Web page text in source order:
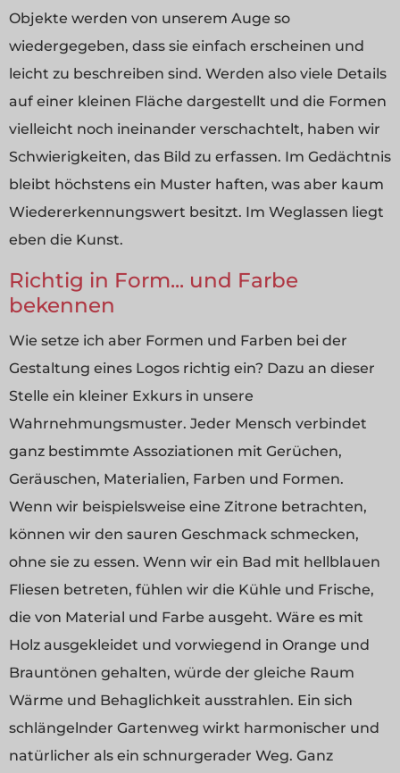
Objekte werden von unserem Auge so
wiedergegeben, dass sie einfach erscheinen und
leicht zu beschreiben sind. Werden also viele Details
auf einer kleinen Fläche dargestellt und die Formen
vielleicht noch ineinander verschachtelt, haben wir
Schwierigkeiten, das Bild zu erfassen. Im Gedächtnis
bleibt höchstens ein Muster haften, was aber kaum
Wiedererkennungswert besitzt. Im Weglassen liegt
eben die Kunst.
Richtig in Form... und Farbe
bekennen
Wie setze ich aber Formen und Farben bei der
Gestaltung eines Logos richtig ein? Dazu an dieser
Stelle ein kleiner Exkurs in unsere
Wahrnehmungsmuster. Jeder Mensch verbindet
ganz bestimmte Assoziationen mit Gerüchen,
Geräuschen, Materialien, Farben und Formen.
Wenn wir beispielsweise eine Zitrone betrachten,
können wir den sauren Geschmack schmecken,
ohne sie zu essen. Wenn wir ein Bad mit hellblauen
Fliesen betreten, fühlen wir die Kühle und Frische,
die von Material und Farbe ausgeht. Wäre es mit
Holz ausgekleidet und vorwiegend in Orange und
Brauntönen gehalten, würde der gleiche Raum
Wärme und Behaglichkeit ausstrahlen. Ein sich
schlängelnder Gartenweg wirkt harmonischer und
natürlicher als ein schnurgerader Weg. Ganz